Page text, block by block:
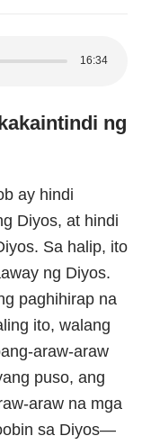
16:34
ng
ay hindi
Diyos, at hindi
Sa halip, ito
ng Diyos.
paghihirap na
ito, walang
araw-araw
puso, ang
araw na mga
sa Diyos—